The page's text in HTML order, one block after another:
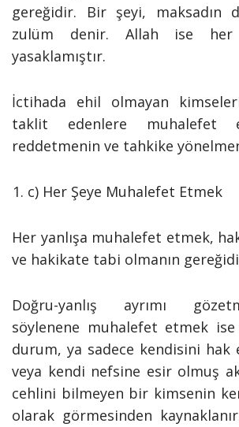
gereğidir. Bir şeyi, maksadın
zulüm denir. Allah ise
yasaklamıştır.
İctihada ehil olmayan
taklit edenlere muhalefet
reddetmenin ve tahkike
c) Her Şeye Muhalefet Etmek
Her yanlışa muhalefet etmek,
ve hakikate tabi olmanın
Doğru-yanlış ayrımı
söylenene muhalefet etmek ise
durum, ya sadece kendisini hak
veya kendi nefsine esir olmuş
cehlini bilmeyen bir kimsenin
olarak görmesinden